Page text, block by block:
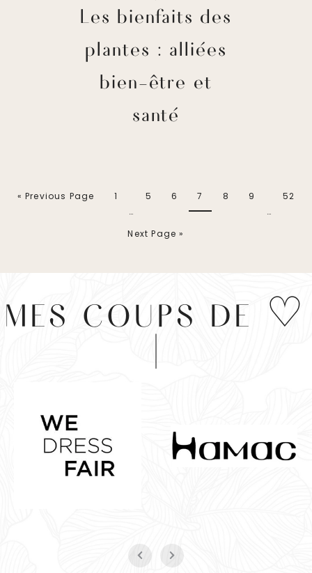
Les bienfaits des
plantes : alliées
bien-être et
santé
« Previous Page
1
…
5 6 7 8
9
…
52
Next Page »
MES COUPS DE ♡